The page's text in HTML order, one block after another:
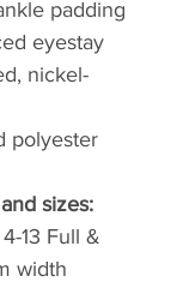
padding
eyestay
nickel-
polyester
sizes:
13 Full &
width